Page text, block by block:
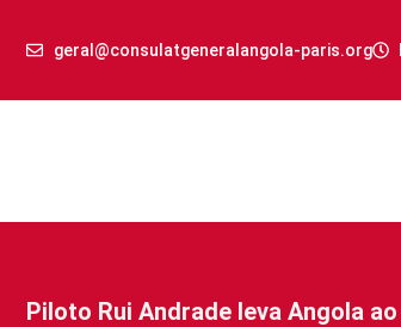
geral@consulatgeneralangola-paris.org
Piloto Rui Andrade leva Angola